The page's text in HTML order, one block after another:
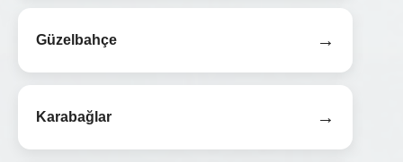
Güzelbahçe →
Karabağlar →